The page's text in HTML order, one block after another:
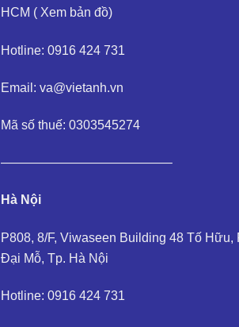
HCM ( Xem bản đồ)
Hotline: 0916 424 731
Email: va@vietanh.vn
Mã số thuế: 0303545274
—————————————–
Hà Nội
P808, 8/F, Viwaseen Building 48 Tố Hữu,
Đại Mỗ, Tp. Hà Nội
Hotline: 0916 424 731